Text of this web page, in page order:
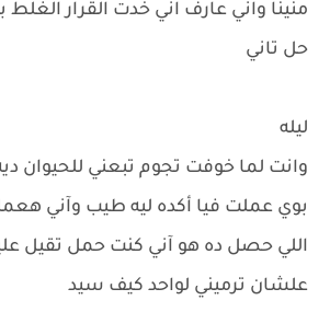
منينا واني عارف اني خدت القرار
حل تاني
ليله
وانت لما خوفت تجوم تبعني للحيوان
بوي عملت فيا أكده ليه طيب وآني
اللي حصل ده هو آني كنت حمل تقيل
علشان ترميني لواحد كيف سيد